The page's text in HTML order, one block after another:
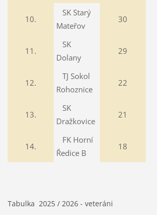
10.
SK Starý
Mateřov
30
11.
SK
Dolany
29
12.
TJ Sokol
Rohoznice
22
13.
SK
Dražkovice
21
14.
FK Horní
Ředice B
18
Tabulka 2025 / 2026 - veteráni